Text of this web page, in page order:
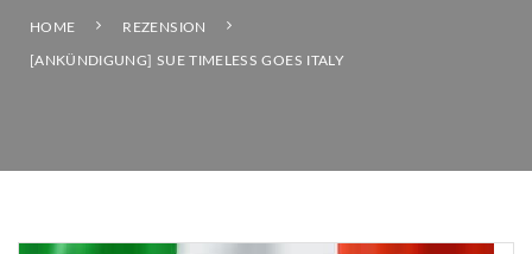
HOME REZENSION
[ANKÜNDIGUNG] SUE TIMELESS GOES ITALY